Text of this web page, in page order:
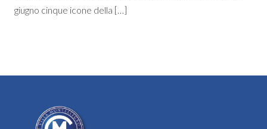
giugno cinque icone della […]